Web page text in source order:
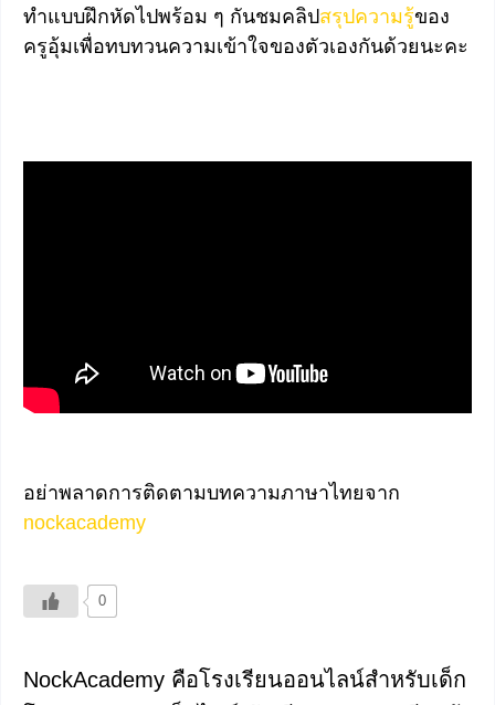
ทำแบบฝึกหัดไปพร้อม ๆ กันชมคลิปสรุปความรู้ของ
ครูอุ้มเพื่อทบทวนความเข้าใจของตัวเองกันด้วยนะคะ
อย่าพลาดการติดตามบทความภาษาไทยจาก
nockacademy
0
NockAcademy คือโรงเรียนออนไลน์สำหรับเด็ก